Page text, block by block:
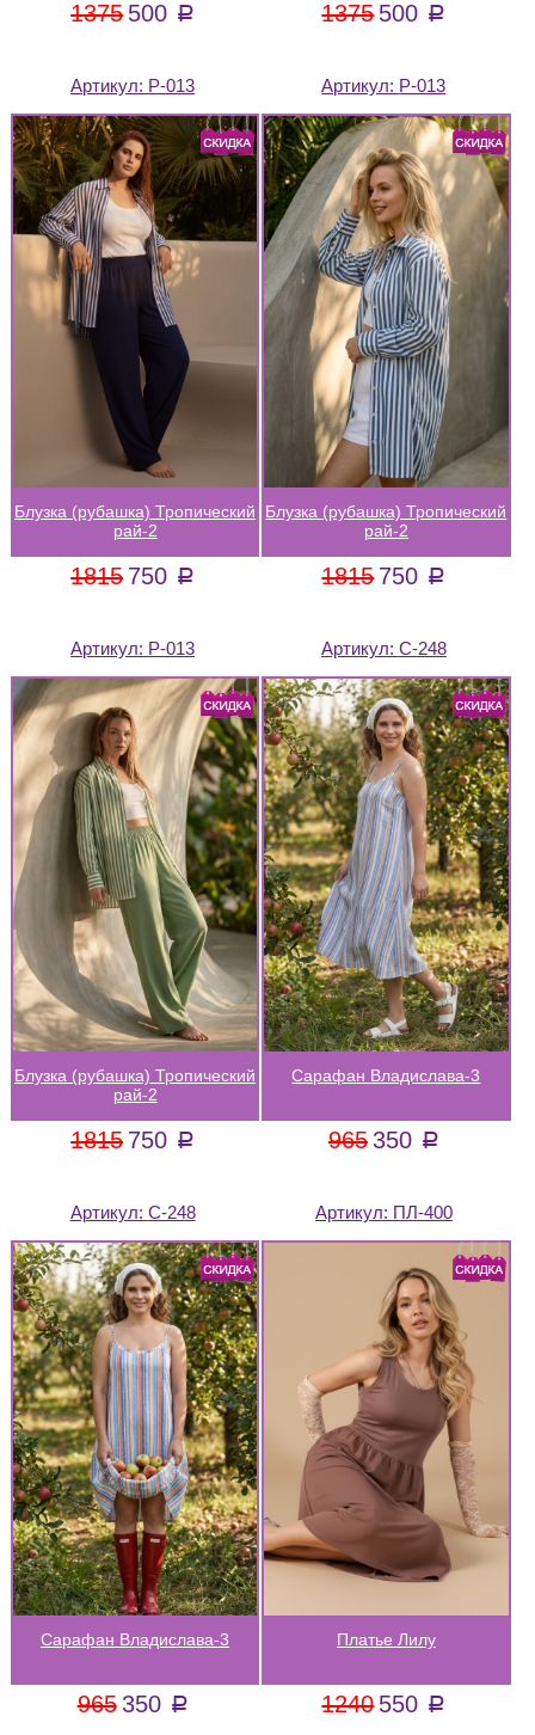
1375 500 a 1375 500 a
Артикул: Р-013
Блузка (рубашка) Тропический
рай-2
1815 750 a
Артикул: Р-013
Блузка (рубашка) Тропический
рай-2
1815 750 a
Артикул: Р-013
Блузка (рубашка) Тропический
рай-2
1815 750 a
Артикул: С-248
Сарафан Владислава-3
965 350 a
Артикул: С-248
Сарафан Владислава-3
965 350 a
Артикул: ПЛ-400
Платье Лилу
1240 550 a